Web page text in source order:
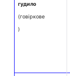
гудило
(говіркове
)